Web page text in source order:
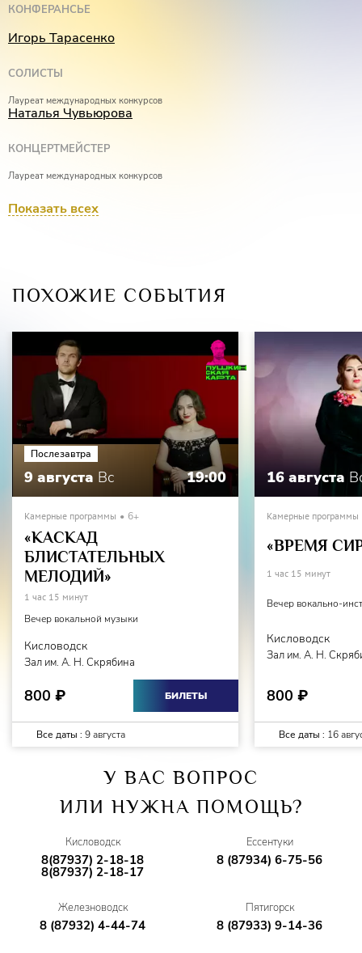
КОНФЕРАНСЬЕ
Игорь Тарасенко
СОЛИСТЫ
Лауреат международных конкурсов
Наталья Чувьюрова
КОНЦЕРТМЕЙСТЕР
Лауреат международных конкурсов
Показать всех
ПОХОЖИЕ СОБЫТИЯ
Послезавтра
9 августа Вс 19:00
Камерные программы 6+
«КАСКАД
БЛИСТАТЕЛЬНЫХ
МЕЛОДИЙ»
1 час 15 минут
Вечер вокальной музыки
Кисловодск
Зал им. А. Н. Скрябина
800 ₽ БИЛЕТЫ
Все даты : 9 августа
16 августа
Камерные программы
«ВРЕМЯ
1 час 15 минут
Вечер вокально-
Кисловодск
Зал им. А. Н.
800 ₽
Все даты : 16
У ВАС ВОПРОС
ИЛИ НУЖНА ПОМОЩЬ?
Кисловодск
8(87937) 2-18-18
8(87937) 2-18-17
Ессентуки
8 (87934) 6-75-56
Железноводск
8 (87932) 4-44-74
Пятигорск
8 (87933) 9-14-36